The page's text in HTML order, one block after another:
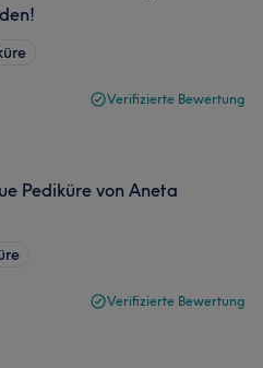
Verifizierte Bewertung
Pediküre von Aneta
Verifizierte Bewertung